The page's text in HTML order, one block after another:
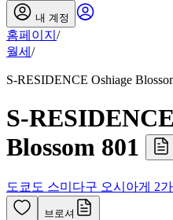
내 계정
홈페이지 /
월세 /
S-RESIDENCE Oshiage
S-
Blossom 801
도쿄도 스미다구 오시아게 2가
브로셔